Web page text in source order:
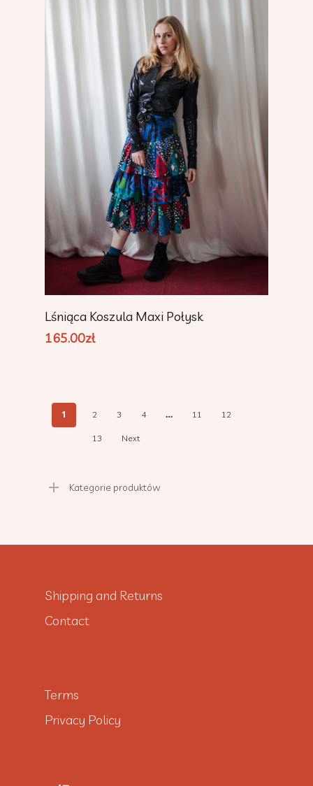
Add To Cart
Lśniąca Koszula Maxi Połysk
165.00zł
1 2 3 4 … 11 12
13 Next
Kategorie produktów
Shipping and Returns
Contact
Terms
Privacy Policy